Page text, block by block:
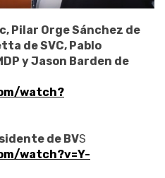
Pilar Orge Sánchez de
de SVC, Pablo
y Jason Barden de
watch?
de BVS
watch?v=Y-